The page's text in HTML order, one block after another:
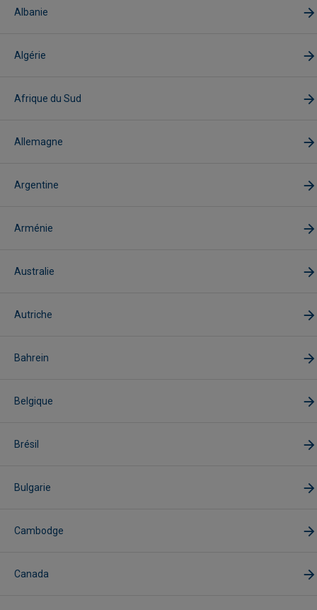
Albanie
Algérie
Afrique du Sud
Allemagne
Argentine
Arménie
Australie
Autriche
Bahrein
Belgique
Brésil
Bulgarie
Cambodge
Canada